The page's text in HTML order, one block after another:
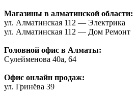
Магазины в алматинской области:
ул. Алматинская 112 — Электрика
ул. Алматинская 112 — Дом Ремонт
Головной офис в Алматы:
Сулейменова 40а, 64
Офис онлайн продаж:
ул. Гринёва 39